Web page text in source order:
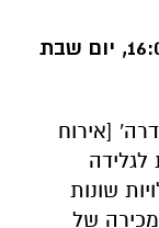
יום שישי 4.2.23 בשעות 11:00 – 16:00, יום שבת
[אירוח
לגלידה
שונות
של